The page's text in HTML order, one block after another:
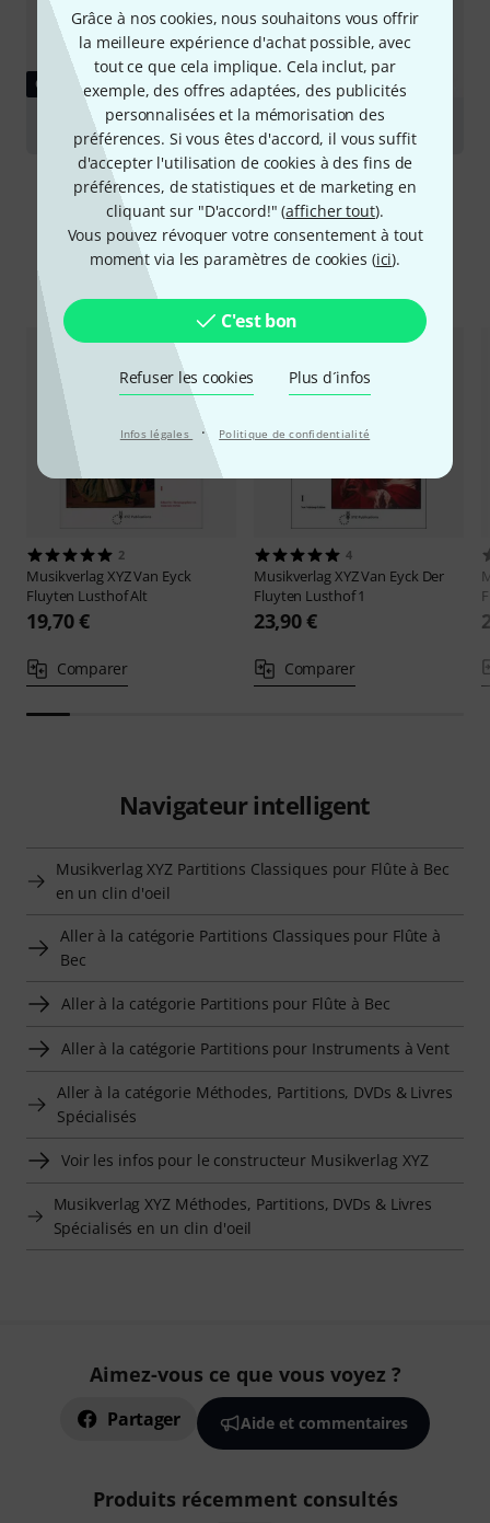
Grâce à nos cookies, nous souhaitons vous offrir
la meilleure expérience d'achat possible, avec
tout ce que cela implique. Cela inclut, par
exemple, des offres adaptées, des publicités
personnalisées et la mémorisation des
préférences. Si vous êtes d'accord, il vous suffit
d'accepter l'utilisation de cookies à des fins de
préférences, de statistiques et de marketing en
cliquant sur "D'accord!" (afficher tout).
Vous pouvez révoquer votre consentement à tout
moment via les paramètres de cookies (ici).
C'est bon
Refuser les cookies Plus d´infos
Infos légales · Politique de confidentialité
GUIDES
Flûtes à bec
Comparez les alternatives
2
Musikverlag XYZVan Eyck
Fluyten Lusthof Alt
19,70 €
Comparer
4
Musikverlag XYZVan Eyck Der
Fluyten Lusthof 1
23,90 €
Comparer
Navigateur intelligent
Musikverlag XYZ Partitions Classiques pour Flûte à Bec
en un clin d'oeil
Aller à la catégorie Partitions Classiques pour Flûte à
Bec
Aller à la catégorie Partitions pour Flûte à Bec
Aller à la catégorie Partitions pour Instruments à Vent
Aller à la catégorie Méthodes, Partitions, DVDs & Livres
Spécialisés
Voir les infos pour le constructeur Musikverlag XYZ
Musikverlag XYZ Méthodes, Partitions, DVDs & Livres
Spécialisés en un clin d'oeil
Aimez-vous ce que vous voyez ?
Partager Aide et commentaires
Produits récemment consultés